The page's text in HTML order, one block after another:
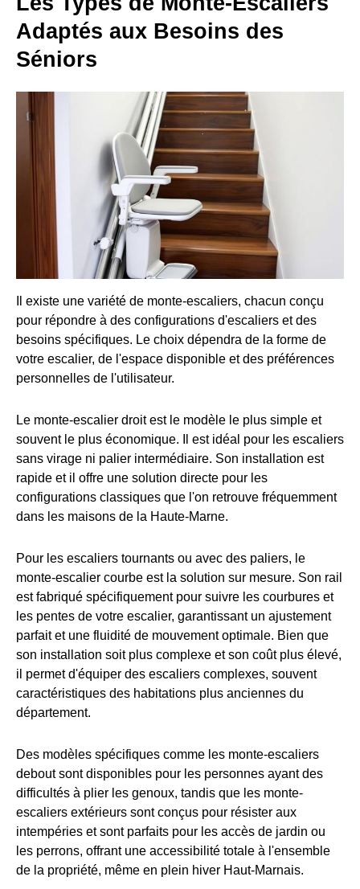
Adaptés aux Besoins des
Séniors
Il existe une variété de monte-escaliers, chacun conçu
pour répondre à des configurations d'escaliers et des
besoins spécifiques. Le choix dépendra de la forme de
votre escalier, de l'espace disponible et des préférences
personnelles de l'utilisateur.
Le monte-escalier droit est le modèle le plus simple et
souvent le plus économique. Il est idéal pour les escaliers
sans virage ni palier intermédiaire. Son installation est
rapide et il offre une solution directe pour les
configurations classiques que l'on retrouve fréquemment
dans les maisons de la Haute-Marne.
Pour les escaliers tournants ou avec des paliers, le
monte-escalier courbe est la solution sur mesure. Son rail
est fabriqué spécifiquement pour suivre les courbures et
les pentes de votre escalier, garantissant un ajustement
parfait et une fluidité de mouvement optimale. Bien que
son installation soit plus complexe et son coût plus élevé,
il permet d'équiper des escaliers complexes, souvent
caractéristiques des habitations plus anciennes du
département.
Des modèles spécifiques comme les monte-escaliers
debout sont disponibles pour les personnes ayant des
difficultés à plier les genoux, tandis que les monte-
escaliers extérieurs sont conçus pour résister aux
intempéries et sont parfaits pour les accès de jardin ou
les perrons, offrant une accessibilité totale à l'ensemble
de la propriété, même en plein hiver Haut-Marnais.